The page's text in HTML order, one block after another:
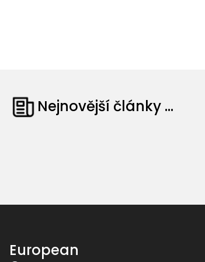
Nejnovější články ...
European